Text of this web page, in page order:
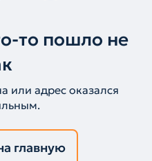
то пошло не
или адрес оказался
главную